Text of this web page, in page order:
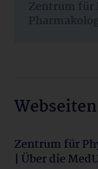
Zentrum für
Zentrum für
| Über die